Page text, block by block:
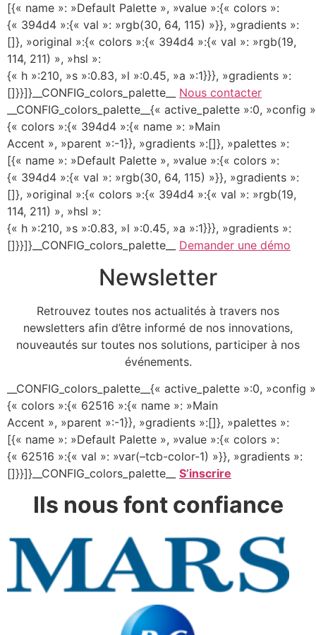
[{« name »: »Default Palette », »value »:{« colors »:
{« 394d4 »:{« val »: »rgb(30, 64, 115) »}}, »gradients »:
[]}, »original »:{« colors »:{« 394d4 »:{« val »: »rgb(19,
114, 211) », »hsl »:
{« h »:210, »s »:0.83, »l »:0.45, »a »:1}}}, »gradients »:
[]}}]}__CONFIG_colors_palette__ Nous contacter
__CONFIG_colors_palette__{« active_palette »:0, »config
{« colors »:{« 394d4 »:{« name »: »Main
Accent », »parent »:-1}}, »gradients »:[]}, »palettes »:
[{« name »: »Default Palette », »value »:{« colors »:
{« 394d4 »:{« val »: »rgb(30, 64, 115) »}}, »gradients »:
[]}, »original »:{« colors »:{« 394d4 »:{« val »: »rgb(19,
114, 211) », »hsl »:
{« h »:210, »s »:0.83, »l »:0.45, »a »:1}}}, »gradients »:
[]}}]}__CONFIG_colors_palette__ Demander une démo
Newsletter
Retrouvez toutes nos actualités à travers nos
newsletters afin d’être informé de nos innovations,
nouveautés sur toutes nos solutions, participer à nos
événements.
__CONFIG_colors_palette__{« active_palette »:0, »config
{« colors »:{« 62516 »:{« name »: »Main
Accent », »parent »:-1}}, »gradients »:[]}, »palettes »:
[{« name »: »Default Palette », »value »:{« colors »:
{« 62516 »:{« val »: »var(–tcb-color-1) »}}, »gradients »:
[]}}]}__CONFIG_colors_palette__ S’inscrire
Ils nous fontconfiance